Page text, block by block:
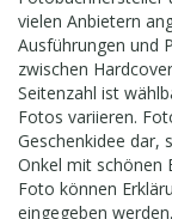
vielen Anbietern
Ausführungen und
zwischen
Seitenzahl ist
Fotos variieren.
Geschenkidee dar,
Onkel mit schönen
Foto können
eingegeben